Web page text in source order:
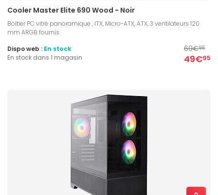
Cooler Master Elite 690 Wood - Noir
Boîtier PC vitré panoramique , ITX, Micro-ATX, ATX, 3 ventilateurs 120
mm ARGB fournis
69€95
49€95
Dispo web : En stock
En stock dans 1 magasin